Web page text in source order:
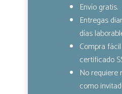
Envío gratis.
Entregas
días
Compra
certificado
No requiere
como